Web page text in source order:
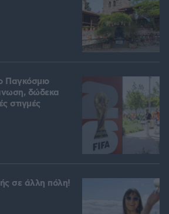
Παγκόσμιο
δώδεκα
στιγμές
σε άλλη πόλη!